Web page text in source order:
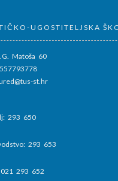
UGOSTITELJSKA
Matoša 60
st.hr
293 650
293 653
021 293 652